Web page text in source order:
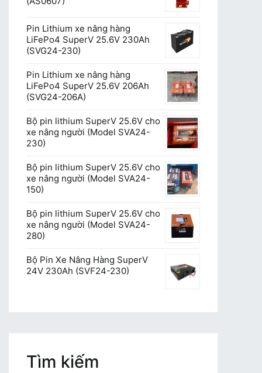
Pin Lithium xe nâng hàng
LiFePo4 SuperV 25.6V 230Ah
(SVG24-230)
Pin Lithium xe nâng hàng
LiFePo4 SuperV 25.6V 206Ah
(SVG24-206A)
Bộ pin lithium SuperV 25.6V cho
xe nâng người (Model SVA24-
230)
Bộ pin lithium SuperV 25.6V cho
xe nâng người (Model SVA24-
150)
Bộ pin lithium SuperV 25.6V cho
xe nâng người (Model SVA24-
280)
Bộ Pin Xe Nâng Hàng SuperV
24V 230Ah (SVF24-230)
Tìm kiếm